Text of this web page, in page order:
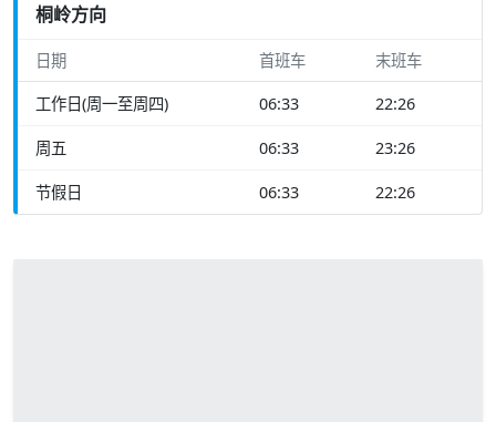
桐岭方向
日期 首班车 末班车
工作日(周一至周四) 06:33 22:26
周五 06:33 23:26
节假日 06:33 22:26